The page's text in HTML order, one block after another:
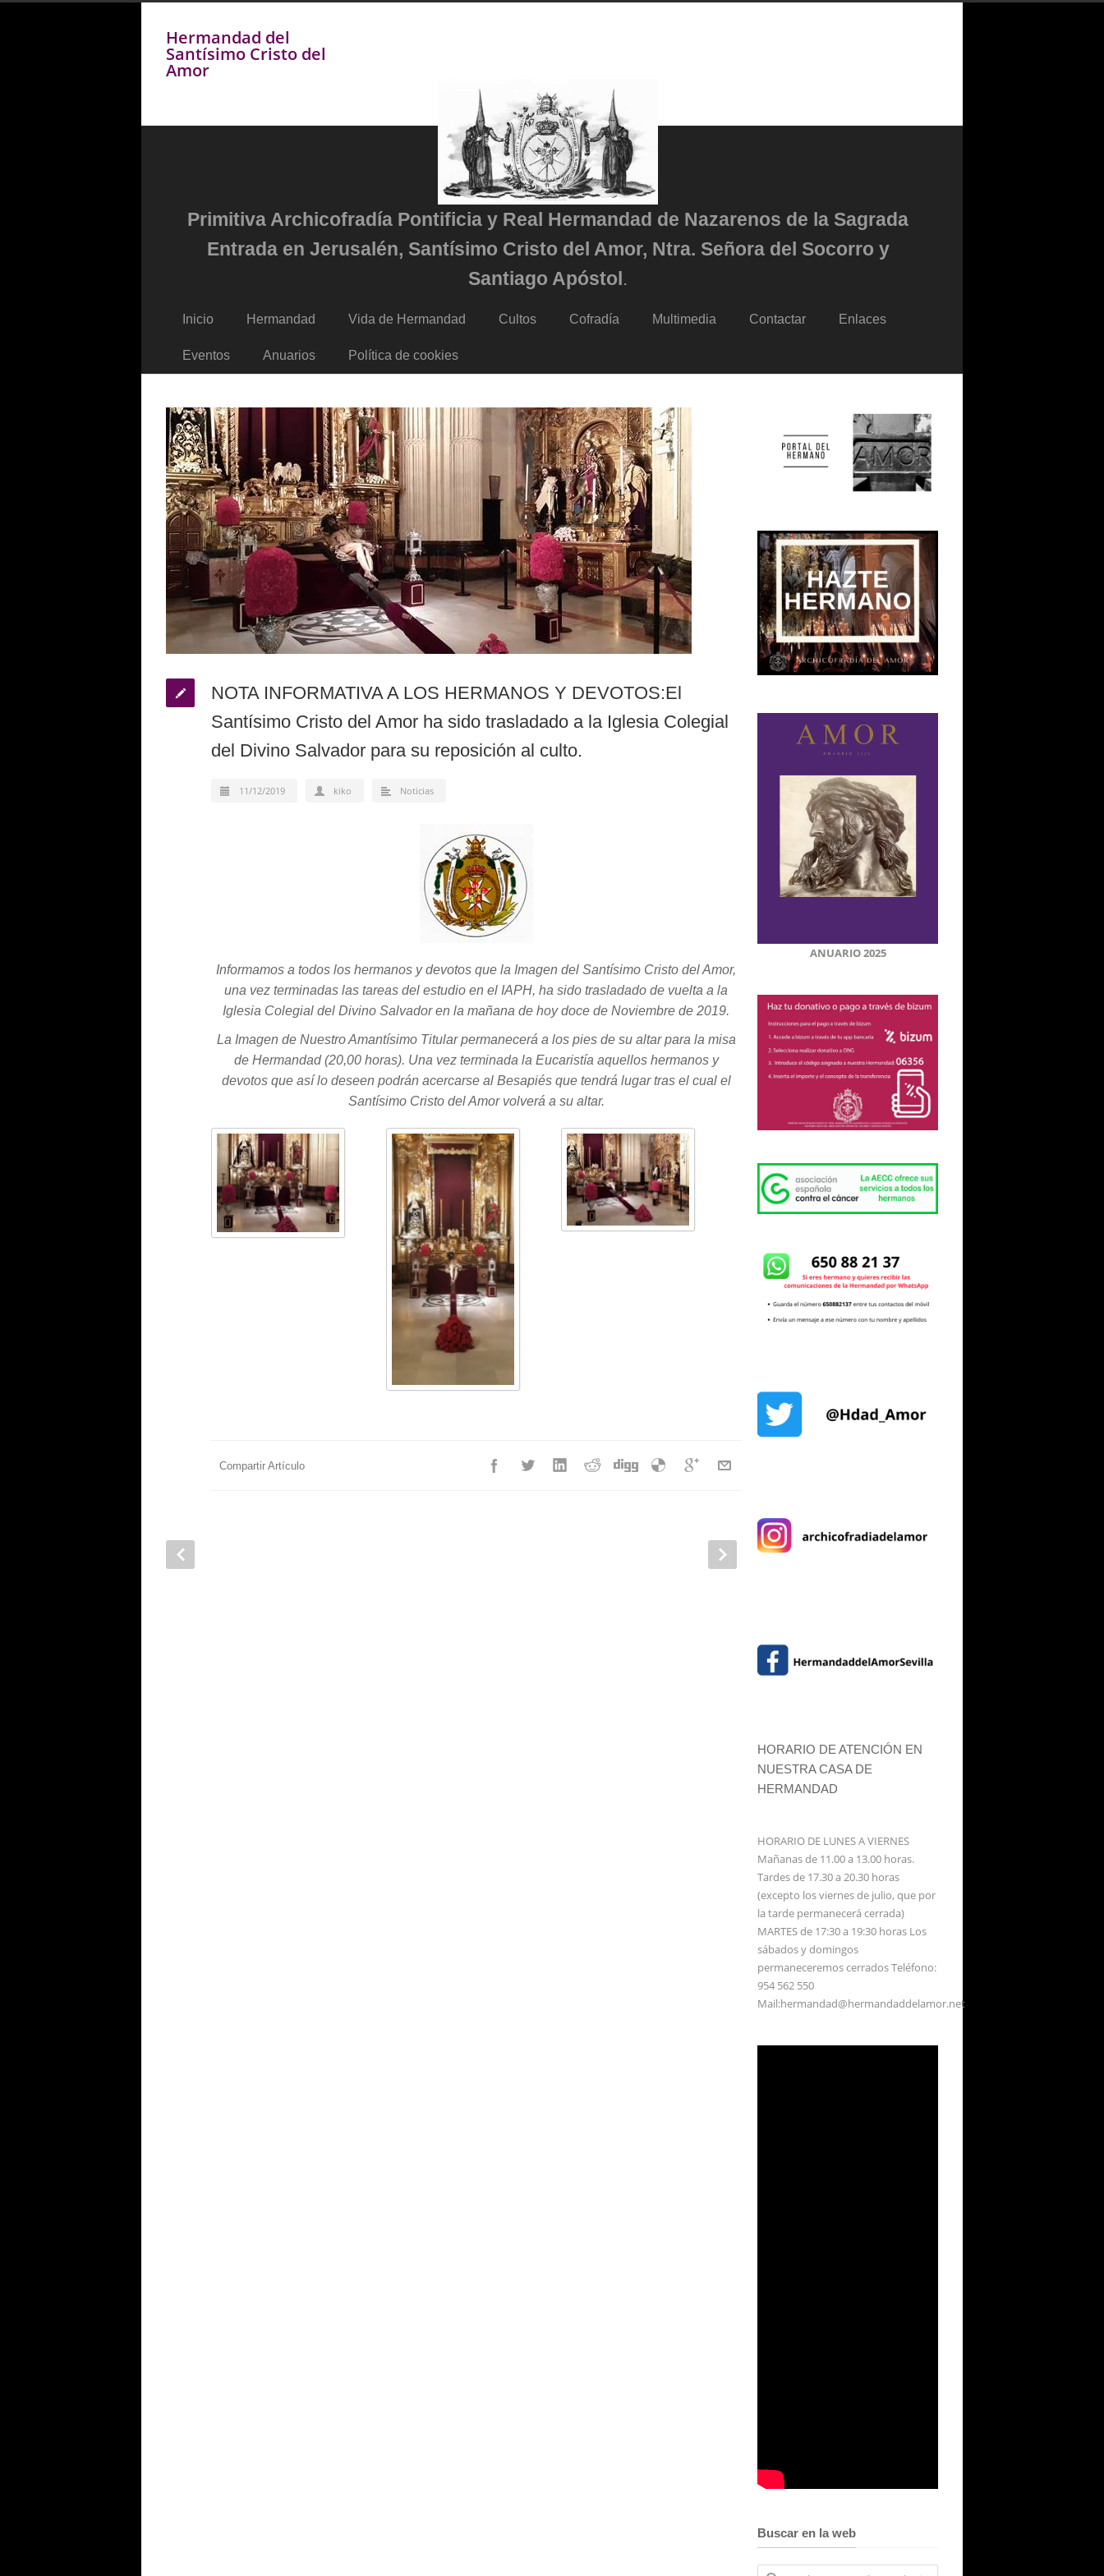
Hermandad del
Santísimo Cristo del
Amor
Primitiva Archicofradía Pontificia y Real Hermandad de Nazarenos de la Sagrada
Entrada en Jerusalén, Santísimo Cristo del Amor, Ntra. Señora del Socorro y
Santiago Apóstol.
Inicio Hermandad Vida de Hermandad Cultos Cofradía Multimedia Contactar Enlaces
Eventos Anuarios Política de cookies
NOTA INFORMATIVA A LOS HERMANOS Y DEVOTOS:El
Santísimo Cristo del Amor ha sido trasladado a la Iglesia Colegial
del Divino Salvador para su reposición al culto.
11/12/2019 kiko Noticias
Informamos a todos los hermanos y devotos que la Imagen del Santísimo Cristo del Amor,
una vez terminadas las tareas del estudio en el IAPH, ha sido trasladado de vuelta a la
Iglesia Colegial del Divino Salvador en la mañana de hoy doce de Noviembre de 2019.
La Imagen de Nuestro Amantísimo Titular permanecerá a los pies de su altar para la misa
de Hermandad (20,00 horas). Una vez terminada la Eucaristía aquellos hermanos y
devotos que así lo deseen podrán acercarse al Besapiés que tendrá lugar tras el cual el
Santísimo Cristo del Amor volverá a su altar.
Compartir Artículo
ANUARIO 2025
HORARIO DE ATENCIÓN EN
NUESTRA CASA DE
HERMANDAD
HORARIO DE LUNES A VIERNES
Mañanas de 11.00 a 13.00 horas.
Tardes de 17.30 a 20.30 horas
(excepto los viernes de julio, que por
la tarde permanecerá cerrada)
MARTES de 17:30 a 19:30 horas Los
sábados y domingos
permaneceremos cerrados Teléfono:
954 562 550
Mail:hermandad@hermandaddelamor.net
Buscar en la web